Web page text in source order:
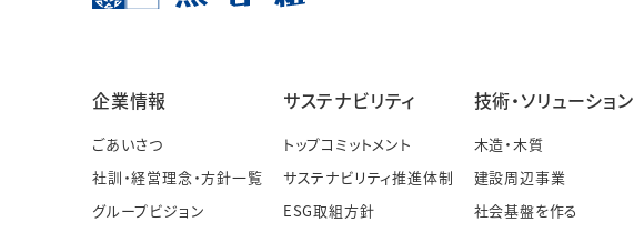
企業情報
ごあいさつ
社訓・経営理念・方針一覧
グループビジョン
サステナビリティ
トップコミットメント
サステナビリティ推進体制
ESG取組方針
技術・ソリューション
木造・木質
建設周辺事業
社会基盤を作る